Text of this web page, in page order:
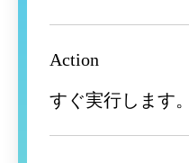
Action
すぐ実行します。